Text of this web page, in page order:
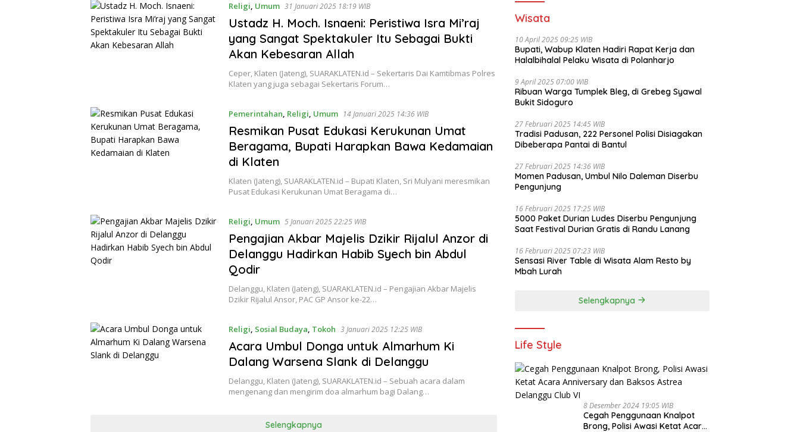
Religi, Umum 31 Januari 2025 18:19 WIB
Ustadz H. Moch. Isnaeni: Peristiwa Isra Mi’raj
yang Sangat Spektakuler Itu Sebagai Bukti
Akan Kebesaran Allah
Ceper, Klaten (Jateng), SUARAKLATEN.id – Sekertaris Dai Kamtibmas Polres
Klaten yang juga sebagai Sekertaris Forum…
Pemerintahan, Religi, Umum 14 Januari 2025 14:36 WIB
Resmikan Pusat Edukasi Kerukunan Umat
Beragama, Bupati Harapkan Bawa Kedamaian
di Klaten
Klaten (Jateng), SUARAKLATEN.id – Bupati Klaten, Sri Mulyani meresmikan
Pusat Edukasi Kerukunan Umat Beragama di…
Religi, Umum 5 Januari 2025 22:25 WIB
Pengajian Akbar Majelis Dzikir Rijalul Anzor di
Delanggu Hadirkan Habib Syech bin Abdul
Qodir
Delanggu, Klaten (Jateng), SUARAKLATEN.id – Pengajian Akbar Majelis
Dzikir Rijalul Ansor, PAC GP Ansor ke-22…
Religi, Sosial Budaya, Tokoh 3 Januari 2025 12:25 WIB
Acara Umbul Donga untuk Almarhum Ki
Dalang Warsena Slank di Delanggu
Delanggu, Klaten (Jateng), SUARAKLATEN.id – Sebuah acara dalam
mengenang dan mengirim doa almarhum bagi Dalang…
Selengkapnya
Wisata
10 April 2025 09:25 WIB
Bupati, Wabup Klaten Hadiri Rapat Kerja dan
Halalbihalal Pelaku Wisata di Polanharjo
9 April 2025 07:00 WIB
Ribuan Warga Tumplek Bleg, di Grebeg Syawal
Bukit Sidoguro
27 Februari 2025 14:45 WIB
Tradisi Padusan, 222 Personel Polisi Disiagakan
Dibeberapa Pantai di Bantul
27 Februari 2025 14:36 WIB
Momen Padusan, Umbul Nilo Daleman Diserbu
Pengunjung
16 Februari 2025 17:25 WIB
5000 Paket Durian Ludes Diserbu Pengunjung
Saat Festival Durian Gratis di Randu Lanang
16 Februari 2025 07:23 WIB
Sensasi River Table di Wisata Alam Resto by
Mbah Lurah
Selengkapnya
Life Style
8 Desember 2024 19:05 WIB
Cegah Penggunaan Knalpot
Brong, Polisi Awasi Ketat Acara